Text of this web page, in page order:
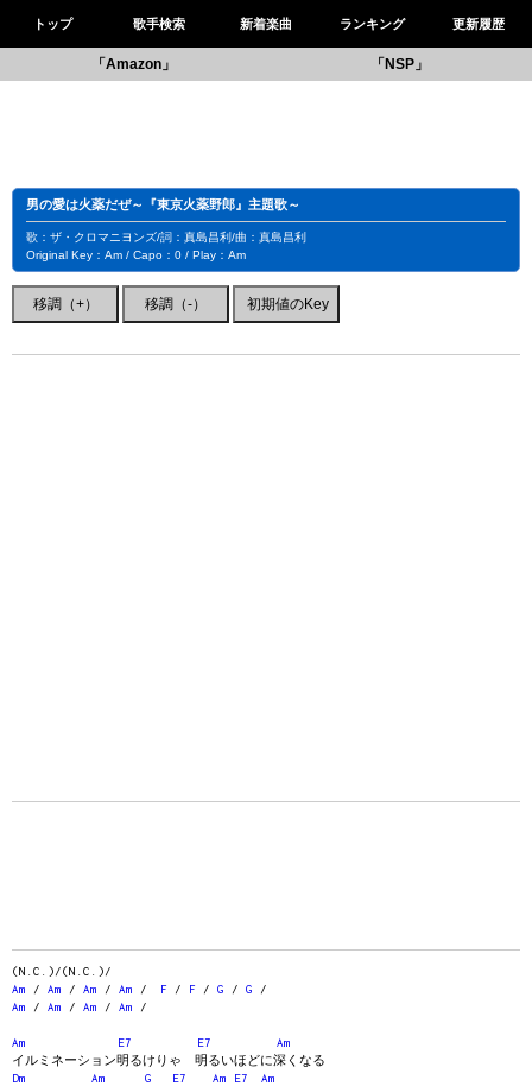
トップ 歌手検索 新着楽曲 ランキング 更新履歴
「Amazon」 「NSP」
男の愛は火薬だぜ～『東京火薬野郎』主題歌～
歌：ザ・クロマニヨンズ/詞：真島昌利/曲：真島昌利
Original Key：Am / Capo：0 / Play：Am
(N.C.)/(N.C.)/
Am / Am / Am / Am / F / F / G / G /
Am / Am / Am / Am /
Am E7 E7
Am
イルミネーション明るけりゃ 明るいほどに深くなる
Dm
Am G E7 Am E7
Am